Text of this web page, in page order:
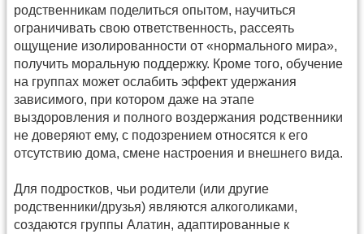
родственникам поделиться опытом,​ научиться
ограничивать свою ответственность,​ рассеять
ощущение изолированности от «нормального мира»,
получить моральную поддержку. Кроме того, обучение
на группах может ослабить эффект удержания
зависимого,​ при котором даже на этапе
выздоровления и полного воздержания родственники
не доверяют ему, с подозрением относятся к его
отсутствию дома, смене настроения и внешнего вида.
Для подростков,​ чьи родители (или другие
родственники/​друзья) являются алкоголиками,​
создаются группы Алатин,​ адаптированные к